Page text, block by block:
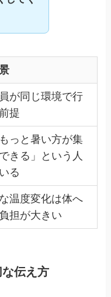
が同じ環境で行
提
もっと暑い方が集
きる」という人
る
温度変化は体へ
担が大きい
伝え方